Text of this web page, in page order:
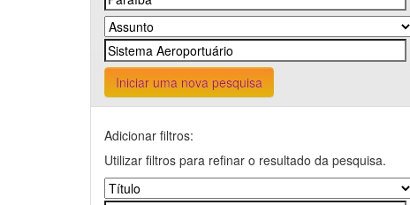
Iniciar uma nova pesquisa
Adicionar filtros:
Utilizar filtros para refinar o resultado da pesquisa.